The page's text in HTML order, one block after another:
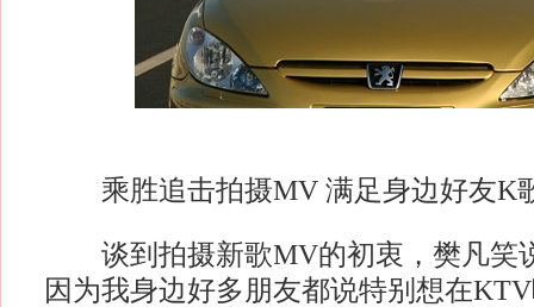
乘胜追击拍摄MV 满足身边好友K
谈到拍摄新歌MV的初衷，樊凡笑
因为我身边好多朋友都说特别想在